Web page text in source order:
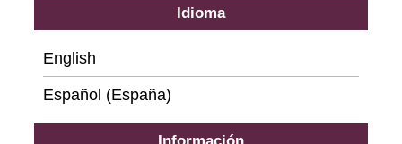
Idioma
English
Español (España)
Información